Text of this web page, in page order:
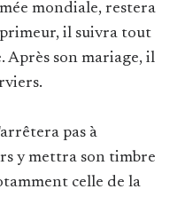
mondiale, restera
il suivra tout
Après son mariage, il
pas à
y mettra son timbre
celle de la